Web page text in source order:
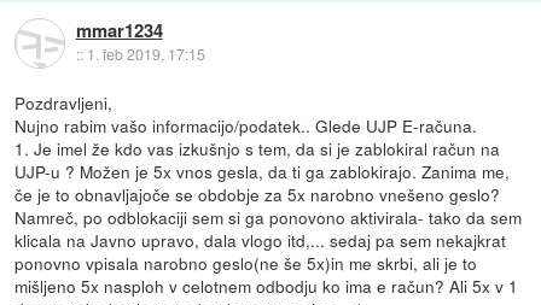
mmar1234
:: 1. feb 2019, 17:15
Pozdravljeni,
Nujno rabim vašo informacijo/podatek.. Glede UJP E-računa.
1. Je imel že kdo vas izkušnjo s tem, da si je zablokiral račun na
UJP-u ? Možen je 5x vnos gesla, da ti ga zablokirajo. Zanima me,
če je to obnavljajoče se obdobje za 5x narobno vnešeno geslo?
Namreč, po odblokaciji sem si ga ponovono aktivirala- tako da sem
klicala na Javno upravo, dala vlogo itd,... sedaj pa sem nekajkrat
ponovno vpisala narobno geslo(ne še 5x)in me skrbi, ali je to
mišljeno 5x nasploh v celotnem odbodju ko ima e račun? Ali 5x v 1